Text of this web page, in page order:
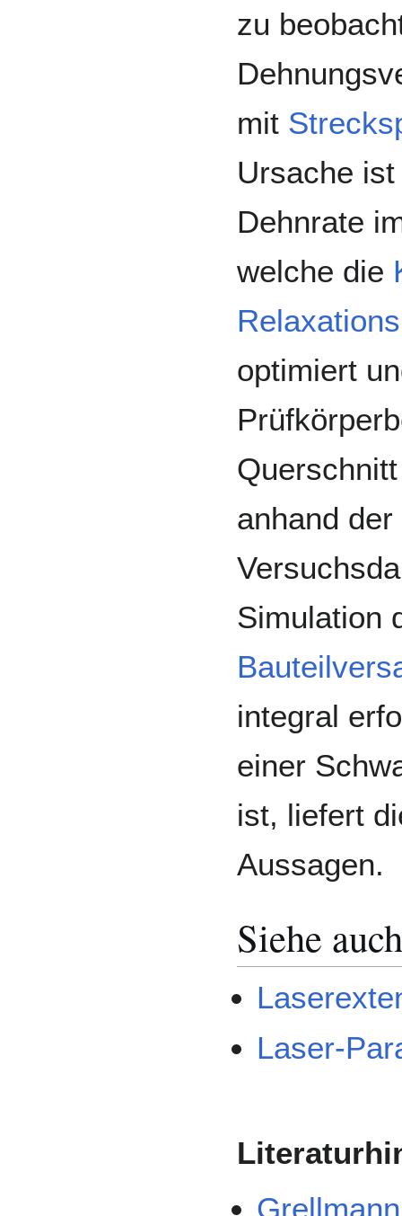
zu
mit
Ursache
Dehnrate
welche die
optimiert
anhand
Simulation
integral
einer
ist, liefert
Aussagen.
Siehe auch
Laser-